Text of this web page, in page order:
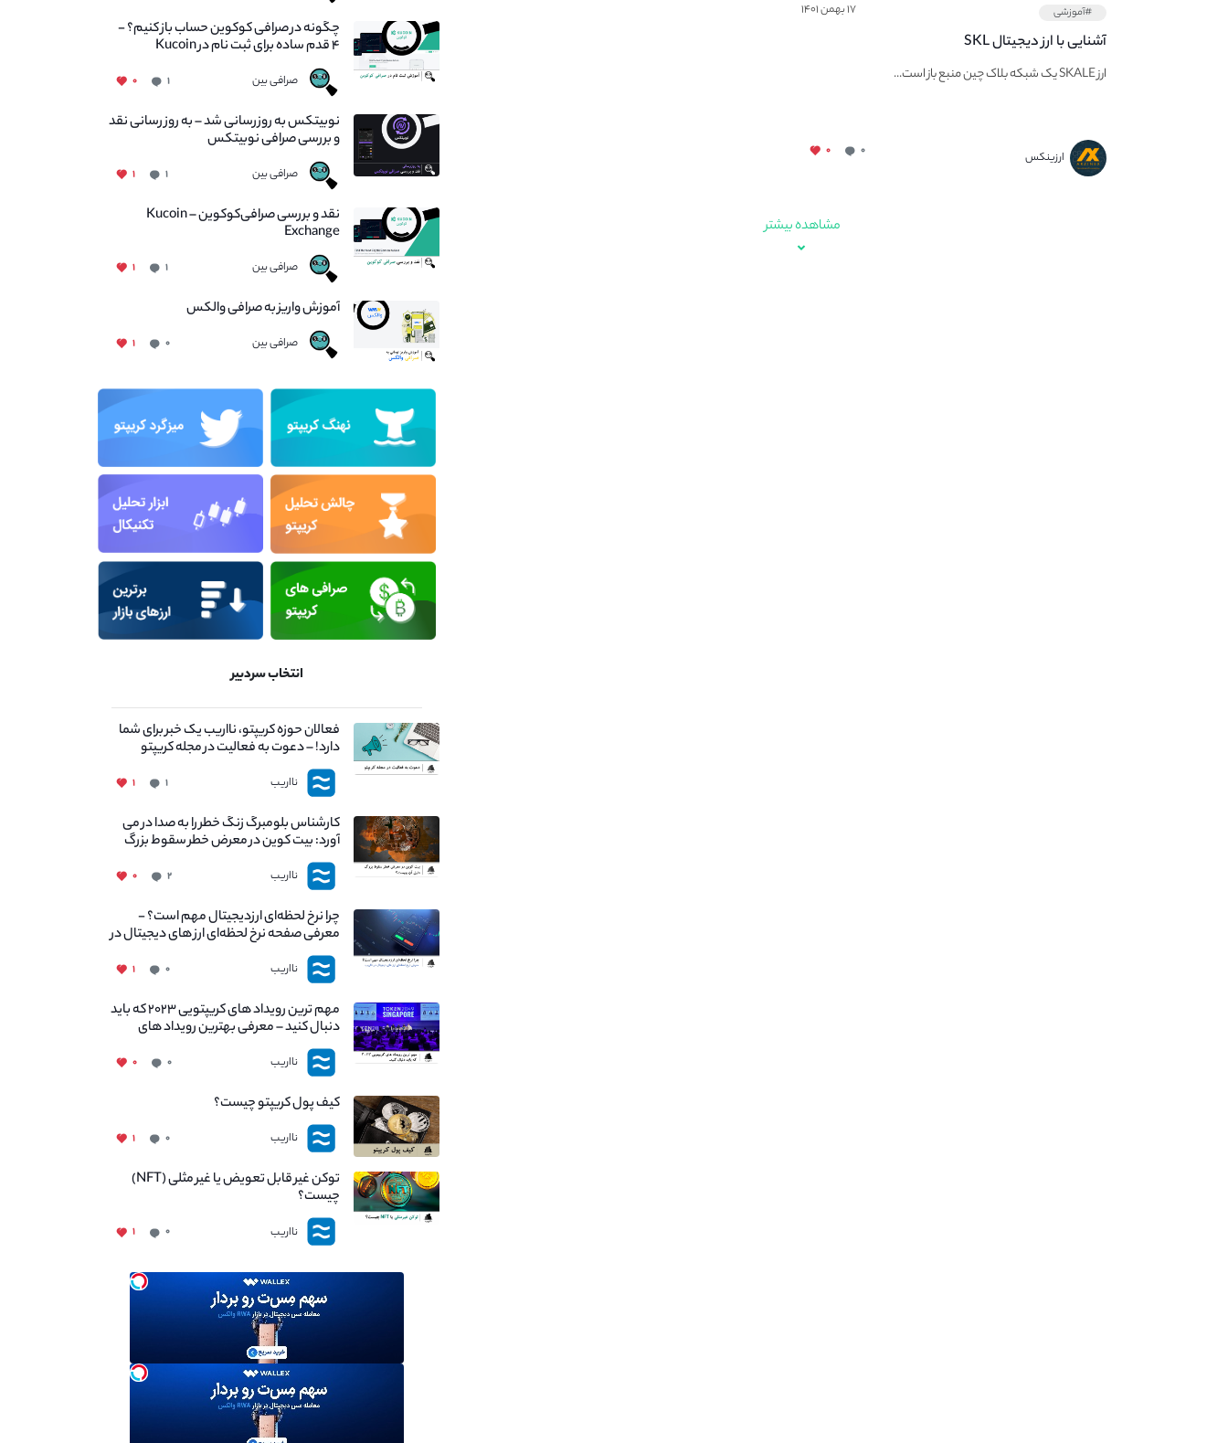
#آموزشی ۱۷ بهمن ۱۴۰۱
آشنایی با ارز دیجیتال SKL
ارز SKALE یک شبکه بلاک چین منبع باز است...
ارزینکس ۰ ۰
مشاهده بیشتر
چگونه در صرافی کوکوین حساب باز کنیم؟ -
۴ قدم ساده برای ثبت نام در Kucoin
صرافی بین ۱ ۰
نوبیتکس به روزرسانی شد – به روز رسانی نقد
و بررسی صرافی نوبیتکس
صرافی بین ۱ ۱
نقد و بررسی صرافی‌کوکوین – Kucoin
Exchange
صرافی بین ۱ ۱
آموزش واریز به صرافی والکس
صرافی بین ۰ ۱
انتخاب سردبیر
فعالان حوزه کریپتو، نااریب یک خبر برای شما
دارد! – دعوت به فعالیت در مجله کریپتو
نااریب ۱ ۱
کارشناس بلومبرگ زنگ خطر را به صدا در می
آورد: بیت کوین در معرض خطر سقوط بزرگ
است - دلیل آن چیست؟
نااریب ۲ ۰
چرا نرخ لحظه‌ای ارزدیجیتال مهم است؟ -
معرفی صفحه نرخ لحظه‌ای ارز های دیجیتال در
نااریب
نااریب ۰ ۱
مهم ترین رویداد های کریپتویی ۲۰۲۳ که باید
دنبال کنید – معرفی بهترین رویداد های
جهانی
نااریب ۰ ۰
کیف پول کریپتو چیست؟
نااریب ۰ ۱
توکن غیر قابل تعویض یا غیر مثلی (NFT)
چیست؟
نااریب ۰ ۱